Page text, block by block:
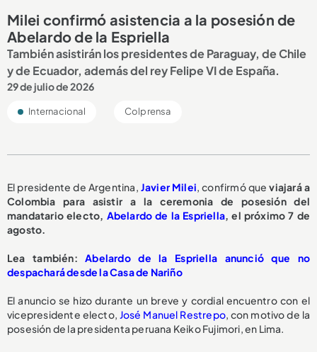
Milei confirmó asistencia a la posesión de
Abelardo de la Espriella
También asistirán los presidentes de Paraguay, de Chile
y de Ecuador, además del rey Felipe VI de España.
29 de julio de 2026
Internacional Colprensa
El presidente de Argentina, Javier Milei, confirmó queviajará a
Colombia para asistir a la ceremonia de posesión del
mandatario electo, Abelardo de la Espriella, el próximo 7 de
agosto.
Lea también:Abelardo de la Espriella anunció que no
despachará desde la Casa de Nariño
El anuncio se hizo durante un breve y cordial encuentro con el
vicepresidente electo, José Manuel Restrepo, con motivo de la
posesión de la presidenta peruana Keiko Fujimori, en Lima.